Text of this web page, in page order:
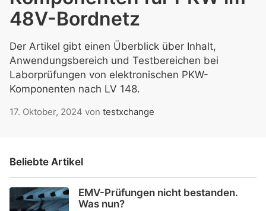
48V-Bordnetz
Der Artikel gibt einen Überblick über Inhalt,
Anwendungsbereich und Testbereichen bei
Laborprüfungen von elektronischen PKW-
Komponenten nach LV 148.
17. Oktober, 2024 von testxchange
Beliebte Artikel
EMV-Prüfungen nicht bestanden.
Was nun?